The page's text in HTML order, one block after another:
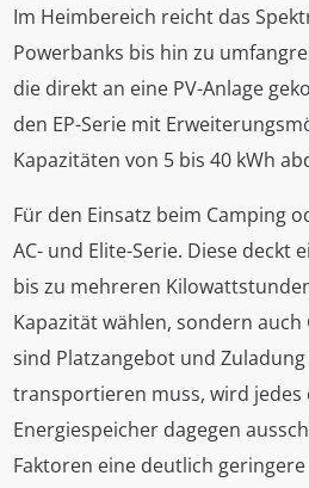
Im Heimbereich reicht das
Powerbanks bis hin zu
die direkt an eine PV-Anlage
den EP-Serie mit
Kapazitäten von 5 bis 40 kWh
Für den Einsatz beim Camping
AC- und Elite-Serie. Diese
bis zu mehreren
Kapazität wählen, sondern
sind Platzangebot und
transportieren muss, wird jedes
Energiespeicher dagegen
Faktoren eine deutlich geringere